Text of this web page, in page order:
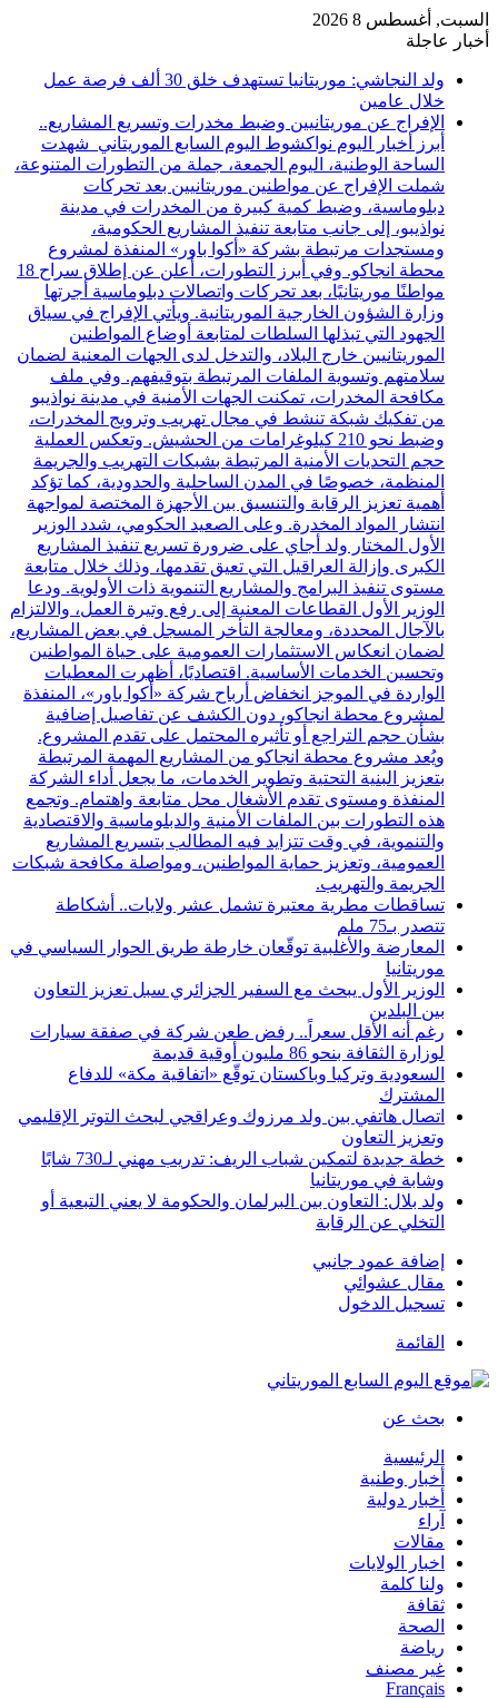
السبت, أغسطس 8 2026
أخبار عاجلة
ولد النجاشي: موريتانيا تستهدف خلق 30 ألف فرصة عمل
خلال عامين
الإفراج عن موريتانيين وضبط مخدرات وتسريع المشاريع..
أبرز أخبار اليوم نواكشوط اليوم السابع الموريتاني شهدت
الساحة الوطنية، اليوم الجمعة، جملة من التطورات المتنوعة،
شملت الإفراج عن مواطنين موريتانيين بعد تحركات
دبلوماسية، وضبط كمية كبيرة من المخدرات في مدينة
نواذيبو، إلى جانب متابعة تنفيذ المشاريع الحكومية،
ومستجدات مرتبطة بشركة «أكوا باور» المنفذة لمشروع
محطة انجاكو. وفي أبرز التطورات، أُعلن عن إطلاق سراح 18
مواطنًا موريتانيًا، بعد تحركات واتصالات دبلوماسية أجرتها
وزارة الشؤون الخارجية الموريتانية. ويأتي الإفراج في سياق
الجهود التي تبذلها السلطات لمتابعة أوضاع المواطنين
الموريتانيين خارج البلاد، والتدخل لدى الجهات المعنية لضمان
سلامتهم وتسوية الملفات المرتبطة بتوقيفهم. وفي ملف
مكافحة المخدرات، تمكنت الجهات الأمنية في مدينة نواذيبو
من تفكيك شبكة تنشط في مجال تهريب وترويج المخدرات،
وضبط نحو 210 كيلوغرامات من الحشيش. وتعكس العملية
حجم التحديات الأمنية المرتبطة بشبكات التهريب والجريمة
المنظمة، خصوصًا في المدن الساحلية والحدودية، كما تؤكد
أهمية تعزيز الرقابة والتنسيق بين الأجهزة المختصة لمواجهة
انتشار المواد المخدرة. وعلى الصعيد الحكومي، شدد الوزير
الأول المختار ولد أجاي على ضرورة تسريع تنفيذ المشاريع
الكبرى وإزالة العراقيل التي تعيق تقدمها، وذلك خلال متابعة
مستوى تنفيذ البرامج والمشاريع التنموية ذات الأولوية. ودعا
الوزير الأول القطاعات المعنية إلى رفع وتيرة العمل، والالتزام
بالآجال المحددة، ومعالجة التأخر المسجل في بعض المشاريع،
لضمان انعكاس الاستثمارات العمومية على حياة المواطنين
وتحسين الخدمات الأساسية. اقتصاديًا، أظهرت المعطيات
الواردة في الموجز انخفاض أرباح شركة «أكوا باور»، المنفذة
لمشروع محطة انجاكو، دون الكشف عن تفاصيل إضافية
بشأن حجم التراجع أو تأثيره المحتمل على تقدم المشروع.
ويُعد مشروع محطة انجاكو من المشاريع المهمة المرتبطة
بتعزيز البنية التحتية وتطوير الخدمات، ما يجعل أداء الشركة
المنفذة ومستوى تقدم الأشغال محل متابعة واهتمام. وتجمع
هذه التطورات بين الملفات الأمنية والدبلوماسية والاقتصادية
والتنموية، في وقت تتزايد فيه المطالب بتسريع المشاريع
العمومية، وتعزيز حماية المواطنين، ومواصلة مكافحة شبكات
الجريمة والتهريب.
تساقطات مطرية معتبرة تشمل عشر ولايات.. أشكاطة
تتصدر بـ75 ملم
المعارضة والأغلبية توقّعان خارطة طريق الحوار السياسي في
موريتانيا
الوزير الأول يبحث مع السفير الجزائري سبل تعزيز التعاون
بين البلدين
رغم أنه الأقل سعراً.. رفض طعن شركة في صفقة سيارات
لوزارة الثقافة بنحو 86 مليون أوقية قديمة
السعودية وتركيا وباكستان توقّع «اتفاقية مكة» للدفاع
المشترك
اتصال هاتفي بين ولد مرزوك وعراقجي لبحث التوتر الإقليمي
وتعزيز التعاون
خطة جديدة لتمكين شباب الريف: تدريب مهني لـ730 شابًا
وشابة في موريتانيا
ولد بلال: التعاون بين البرلمان والحكومة لا يعني التبعية أو
التخلي عن الرقابة
إضافة عمود جانبي
مقال عشوائي
تسجيل الدخول
القائمة
بحث عن
الرئيسية
أخبار وطنية
أخبار دولية
آراء
مقالات
اخبار الولايات
ولنا كلمة
ثقافة
الصحة
رياضة
غير مصنف
Français